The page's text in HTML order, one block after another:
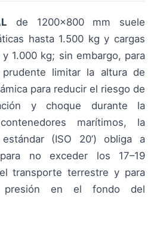
de 1200×800 mm suele
hasta 1.500 kg y cargas
1.000 kg; sin embargo, para
limitar la altura de
para reducir el riesgo de
y choque durante la
marítimos, la
(ISO 20’) obliga a
no exceder los 17–19
transporte terrestre y para
en el fondo del